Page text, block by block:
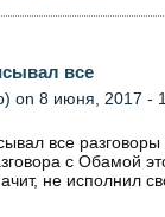
все
on 8 июня, 2017 -
все
с Обамой
не исполнил